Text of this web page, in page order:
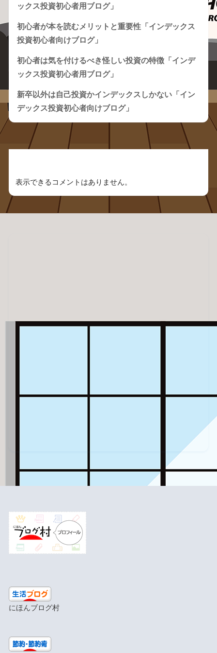
ックス投資初心者用ブログ」
初心者が本を読むメリットと重要性「インデックス
投資初心者向けブログ」
初心者は気を付けるべき怪しい投資の特徴「インデ
ックス投資初心者用ブログ」
新卒以外は自己投資かインデックスしかない「イン
デックス投資初心者向けブログ」
表示できるコメントはありません。
にほんブログ村